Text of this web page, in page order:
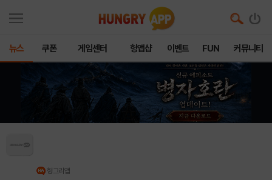
뉴스 쿠폰 게임센터 헝앱샵 이벤트 FUN 커뮤니티
헝그리앱